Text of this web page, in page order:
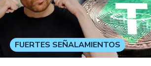
FUERTES SEÑALAMIENTOS